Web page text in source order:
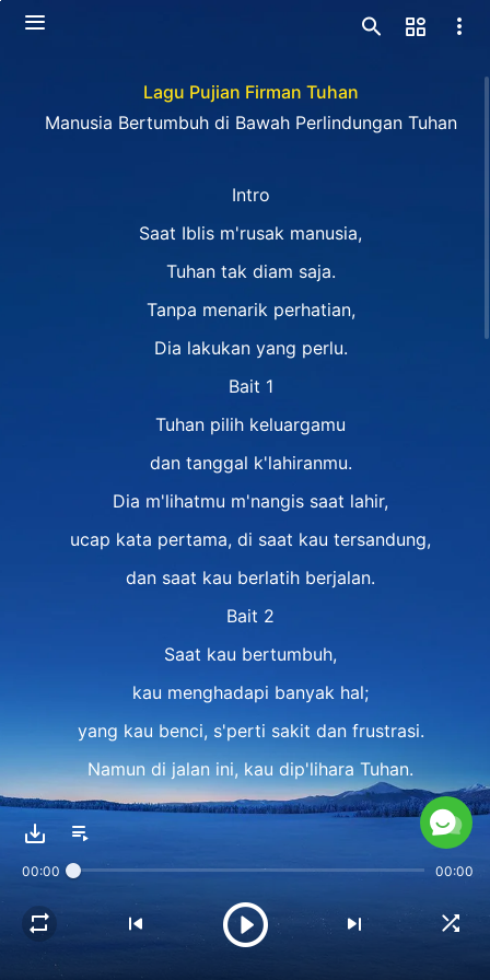
Lagu Pujian Firman Tuhan
Manusia Bertumbuh di Bawah Perlindungan Tuhan
Intro
Saat Iblis m'rusak manusia,
Tuhan tak diam saja.
Tanpa menarik perhatian,
Dia lakukan yang perlu.
Bait 1
Tuhan pilih keluargamu
dan tanggal k'lahiranmu.
Dia m'lihatmu m'nangis saat lahir,
ucap kata pertama, di saat kau tersandung,
dan saat kau berlatih berjalan.
Bait 2
Saat kau bertumbuh,
kau menghadapi banyak hal;
yang kau benci, s'perti sakit dan frustrasi.
Namun di jalan ini, kau dip'lihara Tuhan.
Kau hidup, tumbuh dalam pengawasan-Nya.
ialah menjamin kes'lamatanmu,
00:00 00:00